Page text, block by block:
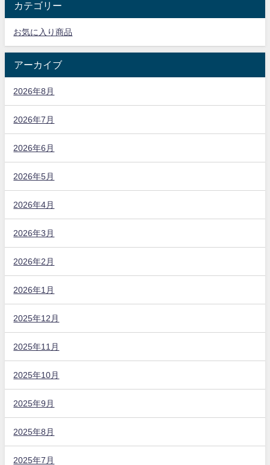
カテゴリー
お気に入り商品
アーカイブ
2026年8月
2026年7月
2026年6月
2026年5月
2026年4月
2026年3月
2026年2月
2026年1月
2025年12月
2025年11月
2025年10月
2025年9月
2025年8月
2025年7月